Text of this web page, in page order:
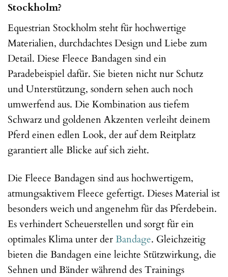
Stockholm?
Equestrian Stockholm steht für hochwertige
Materialien, durchdachtes Design und Liebe zum
Detail. Diese Fleece Bandagen sind ein
Paradebeispiel dafür. Sie bieten nicht nur Schutz
und Unterstützung, sondern sehen auch noch
umwerfend aus. Die Kombination aus tiefem
Schwarz und goldenen Akzenten verleiht deinem
Pferd einen edlen Look, der auf dem Reitplatz
garantiert alle Blicke auf sich zieht.
Die Fleece Bandagen sind aus hochwertigem,
atmungsaktivem Fleece gefertigt. Dieses Material ist
besonders weich und angenehm für das Pferdebein.
Es verhindert Scheuerstellen und sorgt für ein
optimales Klima unter derBandage. Gleichzeitig
bieten die Bandagen eine leichte Stützwirkung, die
Sehnen und Bänder während des Trainings